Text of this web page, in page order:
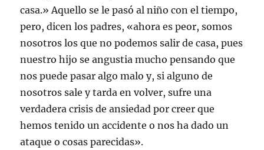
casa.» Aquello se le pasó al niño con el tiempo,
pero, dicen los padres, «ahora es peor, somos
nosotros los que no podemos salir de casa, pues
nuestro hijo se angustia mucho pensando que
nos puede pasar algo malo y, si alguno de
nosotros sale y tarda en volver, sufre una
verdadera crisis de ansiedad por creer que
hemos tenido un accidente o nos ha dado un
ataque o cosas parecidas».